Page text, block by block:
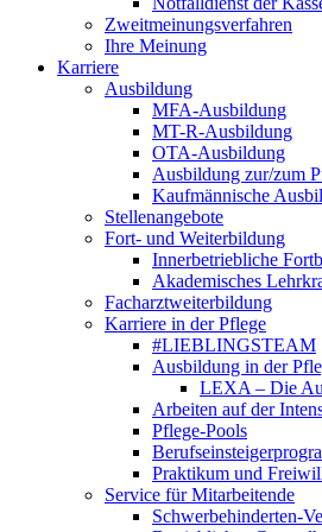
Zweitmeinungsverfahren
Ihre Meinung
Karriere
Ausbildung
MFA-Ausbildung
MT-R-Ausbildung
OTA-Ausbildung
Ausbildung zur/zum
Kaufmännische
Stellenangebote
Fort- und Weiterbildung
Innerbetriebliche
Akademisches
Facharztweiterbildung
Karriere in der Pflege
#LIEBLINGSTEAM
Ausbildung in der
LEXA – Die
Arbeiten auf der
Pflege-Pools
Praktikum und
Service für Mitarbeitende
Schwerbehinderten-